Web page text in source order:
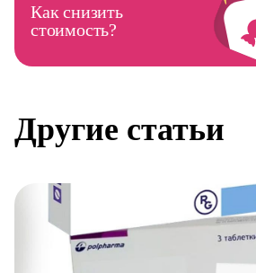
Как снизить
стоимость?
Другие статьи